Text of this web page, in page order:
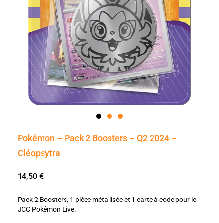
Pokémon – Pack 2 Boosters – Q2 2024 –
Cléopsytra
14,50 €
Pack 2 Boosters, 1 pièce métallisée et 1 carte à code pour le
JCC Pokémon Live.